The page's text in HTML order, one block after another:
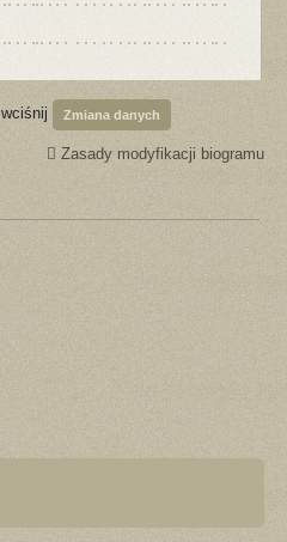
Zmiana danych
Zasady modyfikacji biogramu